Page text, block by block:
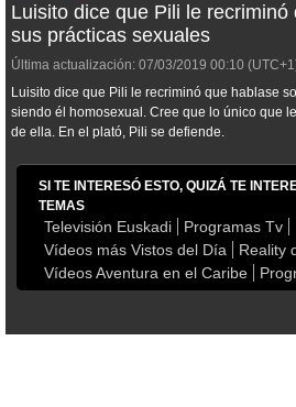
Luisito dice que Pili le
sus prácticas sexuales
Última actualización: 07/03/2019 00:10
Luisito dice que Pili le recriminó que hablase
siendo él homosexual. Cree que lo único que
de ella. En el plató, Pili se defiende.
SI TE INTERESÓ ESTO, QUIZÁ TE
TEMAS
Televisión Euskadi
Programas Tv
Vídeos más Vistos del Día
Reality
Vídeos Aventura en el Caribe